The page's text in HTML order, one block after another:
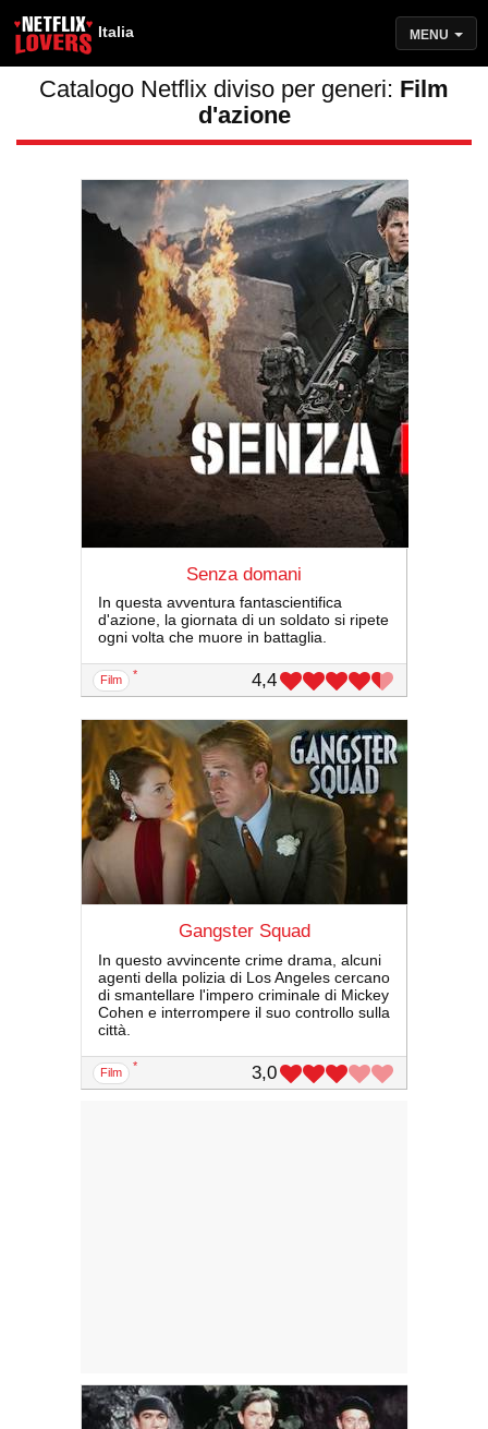
Italia MENU
Catalogo Netflix diviso per generi: Film
d'azione
Senza domani
In questa avventura fantascientifica
d'azione, la giornata di un soldato si ripete
ogni volta che muore in battaglia.
film * 4,4
Gangster Squad
In questo avvincente crime drama, alcuni
agenti della polizia di Los Angeles cercano
di smantellare l'impero criminale di Mickey
Cohen e interrompere il suo controllo sulla
città.
film * 3,0